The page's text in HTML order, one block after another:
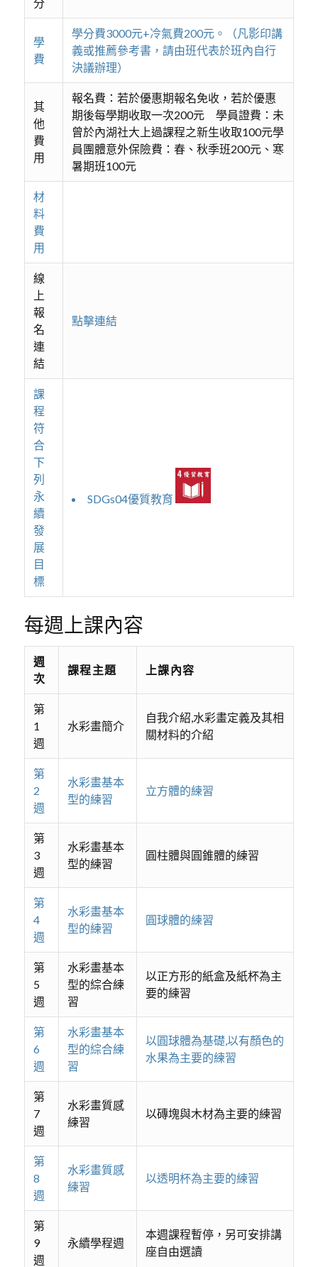
學
費
學分費3000元+冷氣費200元。（凡影印講
義或推薦參考書，請由班代表於班內自行
決議辦理）
其
他
費
用
報名費：若於優惠期報名免收，若於優惠
期後每學期收取一次200元 學員證費：未
曾於內湖社大上過課程之新生收取100元學
員團體意外保險費：春、秋季班200元、寒
暑期班100元
材
料
費
用
線
上
報
名
連
結
點擊連結
課
程
符
合
下
列
永
續
發
展
目
標
SDGs04優質教育
每週上課內容
週
次
課程主題 上課內容
第
1
週
水彩畫簡介
自我介紹,水彩畫定義及其相
關材料的介紹
第
2
週
水彩畫基本
型的練習
立方體的練習
第
3
週
水彩畫基本
型的練習
圓柱體與圓錐體的練習
第
4
週
水彩畫基本
型的練習
圓球體的練習
第
5
週
水彩畫基本
型的綜合練
習
以正方形的紙盒及紙杯為主
要的練習
第
6
週
水彩畫基本
型的綜合練
習
以圓球體為基礎,以有顏色的
水果為主要的練習
第
7
週
水彩畫質感
練習
以磚塊與木材為主要的練習
第
8
週
水彩畫質感
練習
以透明杯為主要的練習
第
9
週
永續學程週
本週課程暫停，另可安排講
座自由選讀